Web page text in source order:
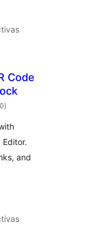
Code
valoracións
totais
)
and